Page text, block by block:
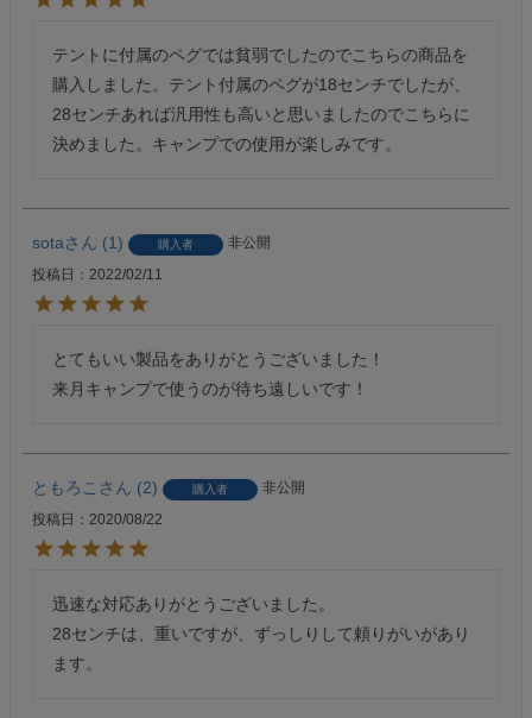
テントに付属のペグでは貧弱でしたのでこちらの商品を
購入しました。テント付属のペグが18センチでしたが、
28センチあれば汎用性も高いと思いましたのでこちらに
決めました。キャンプでの使用が楽しみです。
sota 1 購入者
非公開
投稿日
2022/02/11
とてもいい製品をありがとうございました！
来月キャンプで使うのが待ち遠しいです！
ともろこ 2 購入者
非公開
投稿日
2020/08/22
迅速な対応ありがとうございました。
28センチは、重いですが、ずっしりして頼りがいがあり
ます。